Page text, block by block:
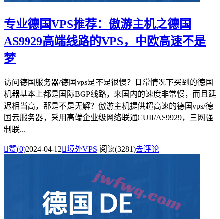
专业德国VPS推荐：傲游主机之德国
AS9929高端线路的VPS，中欧高速不是
梦
访问德国服务器/德国vps是不是很慢？日常情况下买到的德国
机器基本上都是国际BGP线路，来国内的速度非常慢，而且延
迟相当高，那是不是无解？傲游主机提供超高速的德国vps/德
国云服务器，采用高端企业级网络联通CUII/AS9929，三网强
制联...
赞(0)2024-04-12境外VPS 阅读(3281)去评论